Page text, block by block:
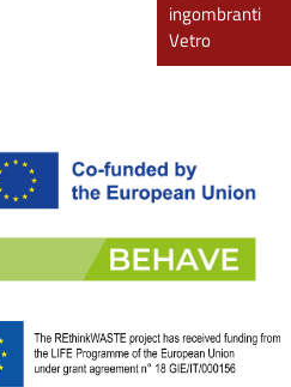
ingombranti
Vetro